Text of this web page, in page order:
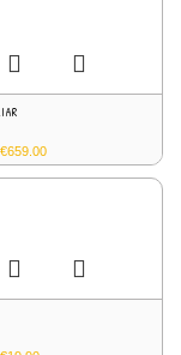
€659.00